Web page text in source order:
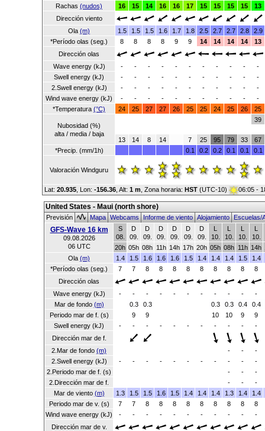
Rachas (nudos) 16 15 14 16 16 17 15 15 15 15
13
Dirección viento
Ola (m) 1.5 1.5 1.5 1.6 1.7 1.8 2.5 2.7 2.7 2.8
2.9
*Período olas (seg.)
8 8 8 8 9 9 14 14 14 14
13
Dirección olas
Wave energy (kJ)
- - - - - - - - - -
-
Swell energy (kJ)
- - - - - - - - - -
-
2.Swell energy (kJ)
- - - - - - - - - -
-
Wind wave energy (kJ)
- - - - - - - - - -
-
*Temperatura (°C) 24 25 27 27 26 25 25 24 25 26 25
Nubosidad (%)
alta / media / baja
13
14 8 14 7 25 95 79 33
39
67
*Precip. (mm/1h)
0.1 0.2 0.2 0.1 0.1 0.1
Valoración Windguru
Lat: 20.935 , Lon: -156.36 Alt: 1 m , Zona horaria: HST (UTC-10) 06:05 -
United States - Maui (north shore)
Previsión MapaWebcamsInforme de vientoAlojamientoEscuelas/
GFS-Wave 16 km
09.08.2026
06 UTC
S
08.
D
09.
D
09.
D
09.
D
09.
D
09.
D
09.
L
10.
L
10.
L
10.
L
10.
20h 05h 08h 11h 14h 17h 20h 05h 08h 11h 14h
Ola (m) 1.4 1.5 1.6 1.6 1.6 1.5 1.4 1.4 1.4 1.5
1.4
*Período olas (seg.)
7 7 8 8 8 8 8 8 8 8
8
Dirección olas
Wave energy (kJ)
- - - - - - - - - -
-
Mar de fondo (m) 0.3 0.3 0.3 0.3 0.4
0.4
Periodo mar de f. (s)
9 9 10 10 9
9
Swell energy (kJ)
- - - - - - - - - -
-
Dirección mar de f.
2.Mar de fondo (m) - -
-
2.Swell energy (kJ)
- - - - - - - - - -
-
2.Periodo mar de f. (s)
- -
-
2.Dirección mar de f.
- -
-
Mar de viento (m) 1.3 1.5 1.5 1.6 1.5 1.4 1.4 1.4 1.3 1.4
1.4
Periodo mar de v. (s)
7 7 8 8 8 8 8 8 8 8
8
Wind wave energy (kJ)
- - - - - - - - - -
-
Dirección mar de v.